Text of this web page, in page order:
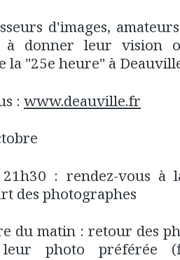
d'images,
à donner leur vision
la "25e heure" à
: www.deauville.fr
: rendez-vous à
des photographes
du matin : retour des
photo préférée